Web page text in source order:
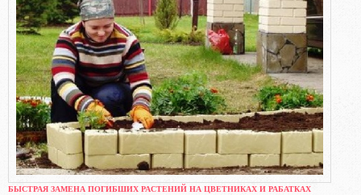
БЫСТРАЯ ЗАМЕНА ПОГИБШИХ РАСТЕНИЙ НА ЦВЕТНИКАХ И РАБАТКАХ